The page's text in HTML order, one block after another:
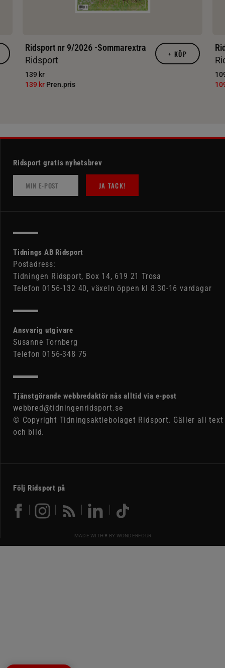
Ridsport nr 9/2026 -Sommarextra
Ridsport
139 kr
139 kr Pren.pris
+ KÖP
Ridsport gratis nyhetsbrev
JA TACK!
Tidnings AB Ridsport
Postadress:
Tidningen Ridsport, Box 14, 619 21 Trosa
Telefon 0156-132 40, växeln öppen kl 8.30-16 vardagar
Ansvarig utgivare
Susanne Tornberg
Telefon 0156-348 75
Tjänstgörande webbredaktör nås alltid via e-post
webbred@tidningenridsport.se
© Copyright Tidningsaktiebolaget Ridsport. Gäller all text
och bild.
Följ Ridsport på
MADE WITH ♥ BY WONDERFOUR